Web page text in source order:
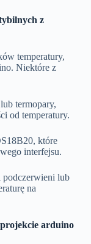
z
temperatury,
Niektóre z
termopary,
od temperatury.
które
interfejsu.
lub
na
arduino